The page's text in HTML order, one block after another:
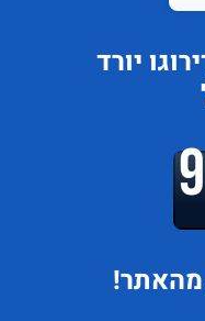
יורד
מהאתר!